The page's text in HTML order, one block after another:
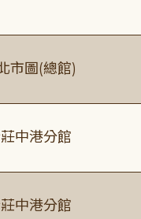
市圖(總館)
中港分館
中港分館